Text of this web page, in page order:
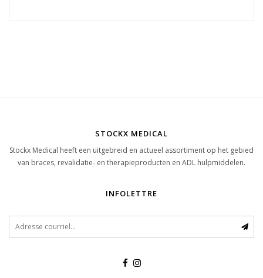
STOCKX MEDICAL
Stockx Medical heeft een uitgebreid en actueel assortiment op het gebied
van braces, revalidatie- en therapieproducten en ADL hulpmiddelen.
INFOLETTRE